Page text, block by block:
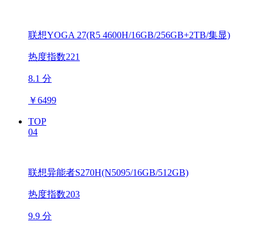
联想YOGA 27(R5 4600H/16GB/256GB+2TB/集显)
热度指数221
8.1 分
￥6499
TOP
04
联想异能者S270H(N5095/16GB/512GB)
热度指数203
9.9 分